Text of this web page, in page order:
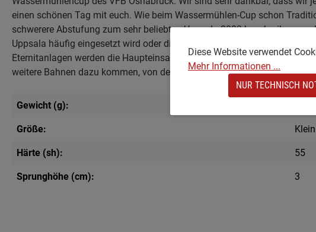
einen schönen Tag mit euch. Wie beim Wassermühlen-Cup schon
schwerere Abstufung zum sehr beliebten Uppsala 2003 beschreiben,
Uppsala häufig eingesetzt wird oder die Hindernisbahnen 3, 4, 8, 9, 11
Eternitanlagen werden die Haupteinsatzgebiete Passagen, Niere
weitere Bahnen dazu kommen, von denen wir jetzt noch nichts wissen 😊
Gewicht (g):
Größe: Klein
Härte (sh): 55
Sprunghöhe (cm): 3
Diese Website verwendet
Mehr Informationen ...
NUR TECHNISCH